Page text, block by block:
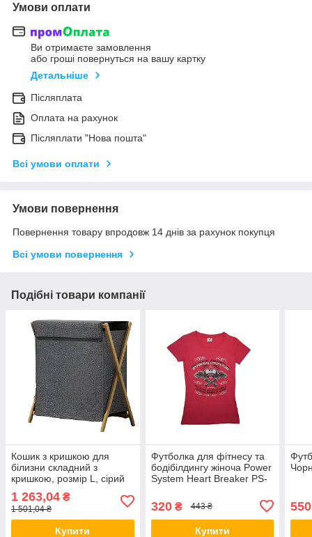
Умови оплати
Ви отримаєте замовлення
або гроші повернуться на вашу картку
Детальніше
Післяплата
Оплата на рахунок
Післяплати "Нова пошта"
Всі умови оплати
Умови повернення
Повернення товару впродовж 14 днів за рахунок покупця
Всі умови повернення
Подібні товари компанії
Кошик з кришкою для
білизни складний з
кришкою, розмір L, сірий
1 263,04 ₴
1 501,04 ₴
Купити
Футболка для фітнесу та
бодібілдингу жіноча Power
System Heart Breaker PS-
320₴ 443 ₴
Купити
550